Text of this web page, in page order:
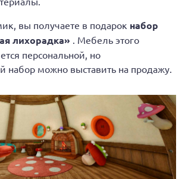
вы получаете в подарок набор
лихорадка»
. Мебель этого
персональной, но
набор можно выставить на продажу.